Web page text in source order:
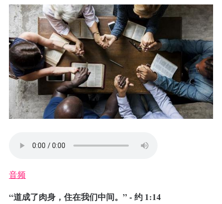
音频
“道成了肉身，住在我们中间。” - 约 1:14